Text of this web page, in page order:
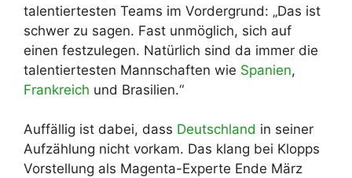
talentiertesten Teams im Vordergrund: „Das ist
schwer zu sagen. Fast unmöglich, sich auf
einen festzulegen. Natürlich sind da immer die
talentiertesten Mannschaften wie Spanien,
Frankreich und Brasilien.“
Auffällig ist dabei, dass Deutschland in seiner
Aufzählung nicht vorkam. Das klang bei Klopps
Vorstellung als Magenta-Experte Ende März